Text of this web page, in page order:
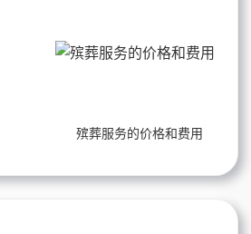
殡葬服务的价格和费用